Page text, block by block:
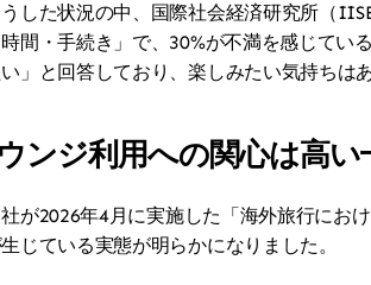
した状況の中、国際社会経済研究所（
間・手続き」で、30%が不満を感じてい
」と回答しており、楽しみたい気持ち
ンジ利用への関心は高い
が2026年4月に実施した「海外旅行にお
じている実態が明らかになりました。